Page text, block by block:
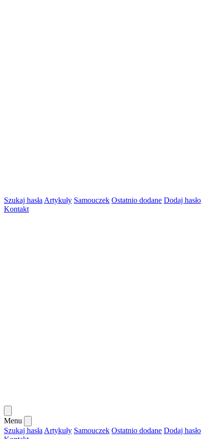
Szukaj hasła Artykuły Samouczek Ostatnio dodane Dodaj hasło
Kontakt
Menu
Szukaj hasła Artykuły Samouczek Ostatnio dodane Dodaj hasło